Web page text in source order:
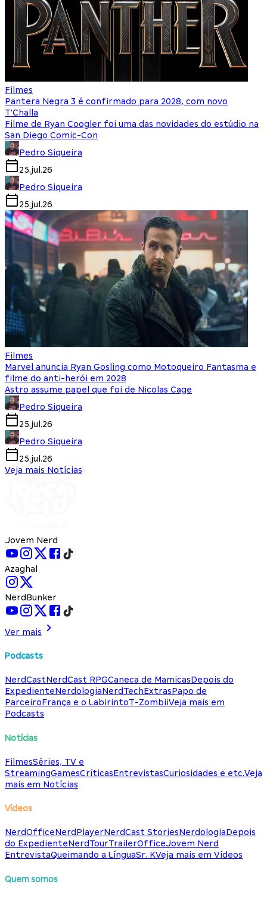
Filmes
Pantera Negra 3 é confirmado para 2028, com novo
T'Challa
Filme de Ryan Coogler foi uma das novidades do estúdio na
San Diego Comic-Con
Pedro Siqueira
25.jul.26
Pedro Siqueira
25.jul.26
Filmes
Marvel anuncia Ryan Gosling como Motoqueiro Fantasma e
filme do anti-herói em 2028
Astro assume papel que foi de Nicolas Cage
Pedro Siqueira
25.jul.26
Pedro Siqueira
25.jul.26
Veja mais Notícias
Jovem Nerd
Azaghal
NerdBunker
Ver mais
Podcasts
NerdCastNerdCast RPGCaneca de MamicasDepois do
ExpedienteNerdologiaNerdTechExtrasPapo de
ParceiroFrança e o LabirintoT-ZombiiVeja mais em
Podcasts
Notícias
FilmesSéries, TV e
StreamingGamesCríticasEntrevistasCuriosidades e etc.Veja
mais em Notícias
Vídeos
NerdOfficeNerdPlayerNerdCast StoriesNerdologiaDepois
do ExpedienteNerdTourTrailerOfficeJovem Nerd
EntrevistaQueimando a LínguaSr. KVeja mais em Vídeos
Quem somos